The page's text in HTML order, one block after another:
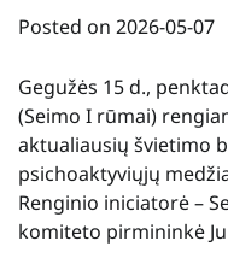
Posted on 2026-05-07
Gegužės 15 d.,
(Seimo I rūmai)
aktualiausių švietimo
psichoaktyviųjų
Renginio iniciatorė –
komiteto pirmininkė